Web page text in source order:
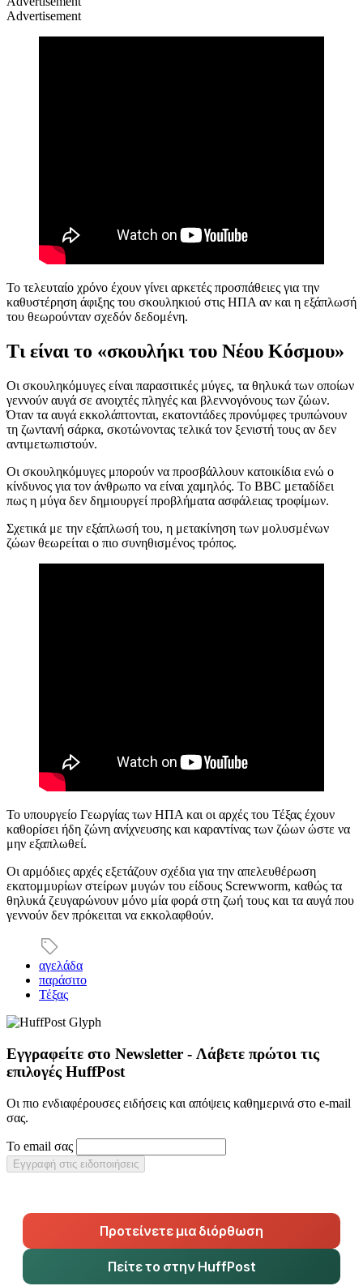
Advertisement
Το τελευταίο χρόνο έχουν γίνει αρκετές προσπάθειες για την
καθυστέρηση άφιξης του σκουληκιού στις ΗΠΑ αν και η εξάπλωσή
του θεωρούνταν σχεδόν δεδομένη.
Τι είναι το «σκουλήκι του Νέου Κόσμου»
Οι σκουληκόμυγες είναι παρασιτικές μύγες, τα θηλυκά των οποίων
γεννούν αυγά σε ανοιχτές πληγές και βλεννογόνους των ζώων.
Όταν τα αυγά εκκολάπτονται, εκατοντάδες προνύμφες τρυπώνουν
τη ζωντανή σάρκα, σκοτώνοντας τελικά τον ξενιστή τους αν δεν
αντιμετωπιστούν.
Οι σκουληκόμυγες μπορούν να προσβάλλουν κατοικίδια ενώ ο
κίνδυνος για τον άνθρωπο να είναι χαμηλός. Το BBC μεταδίδει
πως η μύγα δεν δημιουργεί προβλήματα ασφάλειας τροφίμων.
Σχετικά με την εξάπλωσή του, η μετακίνηση των μολυσμένων
ζώων θεωρείται ο πιο συνηθισμένος τρόπος.
Το υπουργείο Γεωργίας των ΗΠΑ και οι αρχές του Τέξας έχουν
καθορίσει ήδη ζώνη ανίχνευσης και καραντίνας των ζώων ώστε να
μην εξαπλωθεί.
Οι αρμόδιες αρχές εξετάζουν σχέδια για την απελευθέρωση
εκατομμυρίων στείρων μυγών του είδους Screwworm, καθώς τα
θηλυκά ζευγαρώνουν μόνο μία φορά στη ζωή τους και τα αυγά που
γεννούν δεν πρόκειται να εκκολαφθούν.
αγελάδα
παράσιτο
Τέξας
Εγγραφείτε στο Newsletter - Λάβετε πρώτοι τις
επιλογές HuffPost
Οι πιο ενδιαφέρουσες ειδήσεις και απόψεις καθημερινά στο e-mail
σας.
Το email σας
Εγγραφή στις ειδοποιήσεις
Προτείνετε μια διόρθωση
Πείτε το στην HuffPost